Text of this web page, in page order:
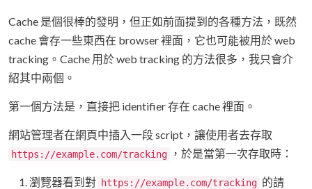
Cache 是個很棒的發明，但正如前面提到的各種方法，既然
cache 會存一些東西在 browser 裡面，它也可能被用於 web
tracking。Cache 用於 web tracking 的方法很多，我只會介
紹其中兩個。
第一個方法是，直接把 identifier 存在 cache 裡面。
網站管理者在網頁中插入一段 script，讓使用者去存取
https://example.com/tracking ，於是當第一次存取時：
瀏覽器看到對 https://example.com/tracking 的請